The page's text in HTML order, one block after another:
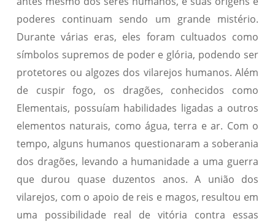
poderes continuam sendo um grande mistério.
Durante várias eras, eles foram cultuados como
símbolos supremos de poder e glória, podendo ser
protetores ou algozes dos vilarejos humanos. Além
de cuspir fogo, os dragões, conhecidos como
Elementais, possuíam habilidades ligadas a outros
elementos naturais, como água, terra e ar. Com o
tempo, alguns humanos questionaram a soberania
dos dragões, levando a humanidade a uma guerra
que durou quase duzentos anos. A união dos
vilarejos, com o apoio de reis e magos, resultou em
uma possibilidade real de vitória contra essas